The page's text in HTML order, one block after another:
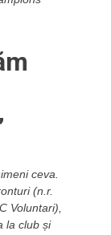
ceva.
(n.r.
Voluntari),
la club și